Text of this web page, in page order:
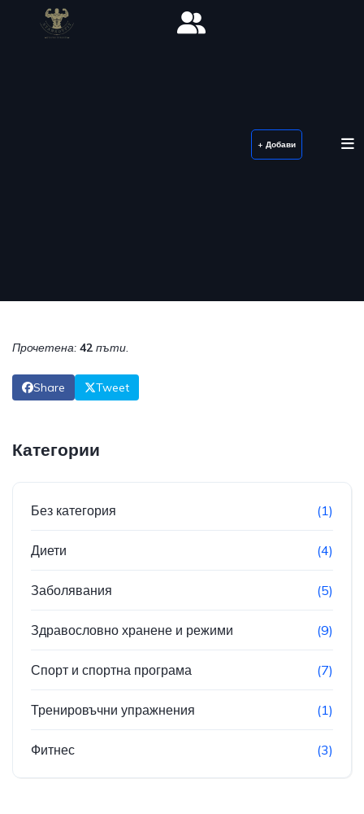
+ Добави
Прочетена: 42 пъти.
Share Tweet
Категории
Без категория (1)
Диети (4)
Заболявания (5)
Здравословно хранене и режими (9)
Спорт и спортна програма (7)
Тренировъчни упражнения (1)
Фитнес (3)